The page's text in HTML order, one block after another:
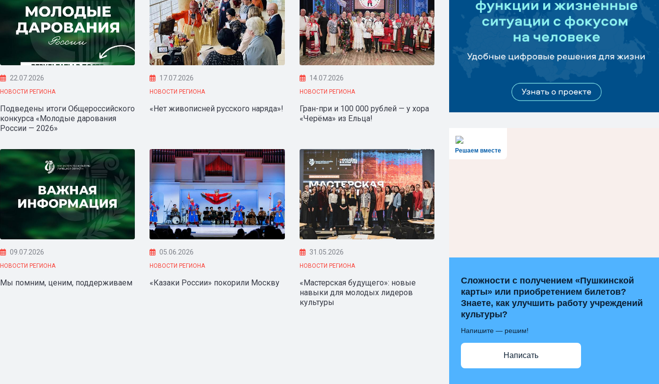
22.07.2026
НОВОСТИ РЕГИОНА
Подведены итоги Общероссийского
конкурса «Молодые дарования
России — 2026»
17.07.2026
НОВОСТИ РЕГИОНА
«Нет живописней русского наряда»!
14.07.2026
НОВОСТИ РЕГИОНА
Гран-при и 100 000 рублей — у хора
«Черёма» из Ельца!
09.07.2026
НОВОСТИ РЕГИОНА
Мы помним, ценим, поддерживаем
05.06.2026
НОВОСТИ РЕГИОНА
«Казаки России» покорили Москву
31.05.2026
НОВОСТИ РЕГИОНА
«Мастерская будущего»: новые
навыки для молодых лидеров
культуры
Решаем вместе
Сложности с получением «Пушкинской
карты» или приобретением билетов?
Знаете, как улучшить работу учреждений
культуры?
Напишите — решим!
Написать